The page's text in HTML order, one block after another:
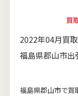
買
2022年04月買
福島県郡山市出
福島県郡山市で買